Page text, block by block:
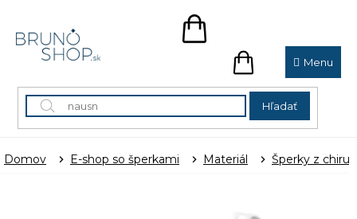
obsah
Hľadať
NÁKUPNÝ
NÁKUPNÝ
KOŠÍK
Domov E-shop so šperkami Materiál Šperky z